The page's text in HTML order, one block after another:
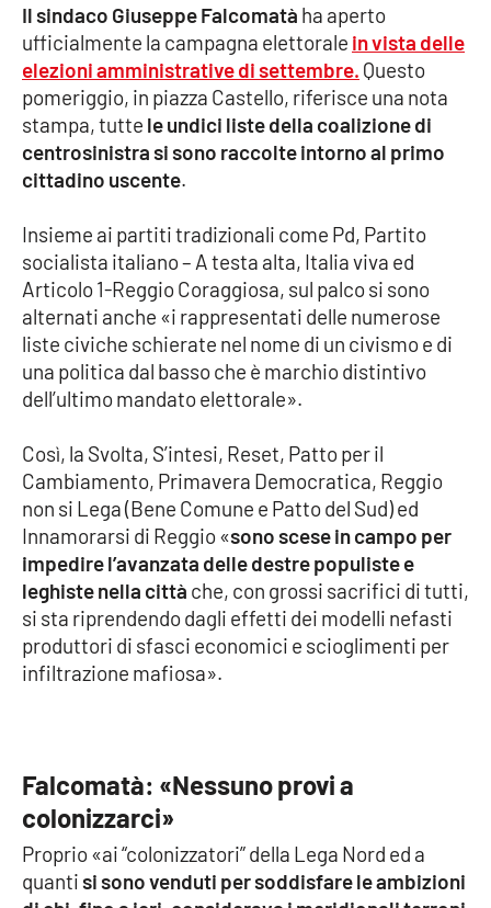
Editoriali
VIDEO
Ambiente
Cultura
Economia e Lavoro
Politica
Società
Sport
RUBRICHE
Good Morning Vietnam
Leggendo Alvaro insieme
Imprese Di Calabria
Le perfidie di Antonella Grippo
Il sindaco Giuseppe Falcomatà ha aperto
ufficialmente la campagna elettorale in vista delle
elezioni amministrative di settembre. Questo
pomeriggio, in piazza Castello, riferisce una nota
stampa, tutte le undici liste della coalizione di
centrosinistra si sono raccolte intorno al primo
cittadino uscente.
Insieme ai partiti tradizionali come Pd, Partito
socialista italiano – A testa alta, Italia viva ed
Articolo 1-Reggio Coraggiosa, sul palco si sono
alternati anche «i rappresentati delle numerose
liste civiche schierate nel nome di un civismo e di
una politica dal basso che è marchio distintivo
dell’ultimo mandato elettorale».
Così, la Svolta, S’intesi, Reset, Patto per il
Cambiamento, Primavera Democratica, Reggio
non si Lega (Bene Comune e Patto del Sud) ed
Innamorarsi di Reggio «sono scese in campo per
impedire l’avanzata delle destre populiste e
leghiste nella città che, con grossi sacrifici di tutti,
si sta riprendendo dagli effetti dei modelli nefasti
produttori di sfasci economici e scioglimenti per
infiltrazione mafiosa».
Falcomatà: «Nessuno provi a
colonizzarci»
Proprio «ai “colonizzatori” della Lega Nord ed a
quantisi sono venduti per soddisfare le ambizioni